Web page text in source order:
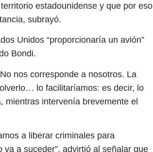
estadounidense y que por eso
subrayó.
Unidos “proporcionaría un avión”
Bondi.
nos corresponde a nosotros. La
lo facilitaríamos: es decir, lo
mientras intervenía brevemente el
a liberar criminales para
a suceder”, advirtió al señalar que